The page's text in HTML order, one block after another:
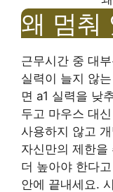
왜 멈춰
근무시간 중 대
실력이 늘지 않
면 a1 실력을 낮
두고 마우스 대
사용하지 않고
자신만의 제한을
더 높아야 한다
안에 끝내세요.